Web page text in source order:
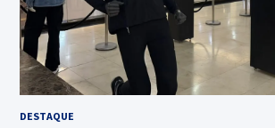
DESTAQUE